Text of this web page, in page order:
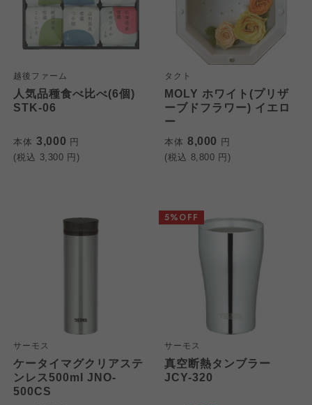
越後ファーム
人気品種食べ比べ(6個)
STK-06
本体 3,000 円
(税込 3,300 円)
タクト
MOLY ホワイト(プリザ
ーブドフラワー) イエロ
ー
本体 8,000 円
(税込 8,800 円)
サーモス
ケータイマグクリアステ
ンレス500ml JNO-
500CS
サーモス
真空断熱タンブラー
JCY-320
5%OFF